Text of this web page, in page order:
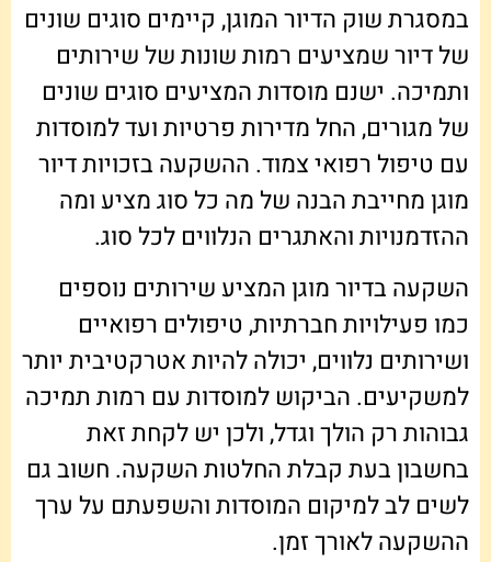
במסגרת שוק הדיור המוגן, קיימים סוגים שונים
של דיור שמציעים רמות שונות של שירותים
ותמיכה. ישנם מוסדות המציעים סוגים שונים
של מגורים, החל מדירות פרטיות ועד למוסדות
עם טיפול רפואי צמוד. ההשקעה בזכויות דיור
מוגן מחייבת הבנה של מה כל סוג מציע ומה
ההזדמנויות והאתגרים הנלווים לכל סוג.
השקעה בדיור מוגן המציע שירותים נוספים
כמו פעילויות חברתיות, טיפולים רפואיים
ושירותים נלווים, יכולה להיות אטרקטיבית יותר
למשקיעים. הביקוש למוסדות עם רמות תמיכה
גבוהות רק הולך וגדל, ולכן יש לקחת זאת
בחשבון בעת קבלת החלטות השקעה. חשוב גם
לשים לב למיקום המוסדות והשפעתם על ערך
ההשקעה לאורך זמן.